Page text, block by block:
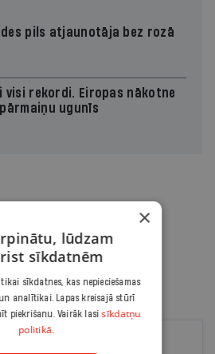
pils atjaunotāja bez rozā
visi rekordi. Eiropas nākotne
ugunīs
karš Ukrainā
interesēt
×
lūdzam
sīkdatnēm
sīkdatnes, kas nepieciešamas
analītikai. Lapas kreisajā stūrī
piekrišanu. Vairāk lasisīkdatņu
politikā.